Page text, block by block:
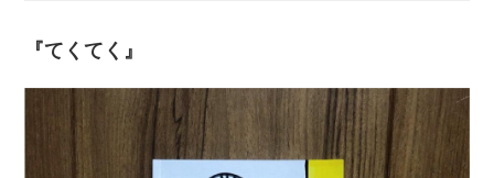
『てくてく』